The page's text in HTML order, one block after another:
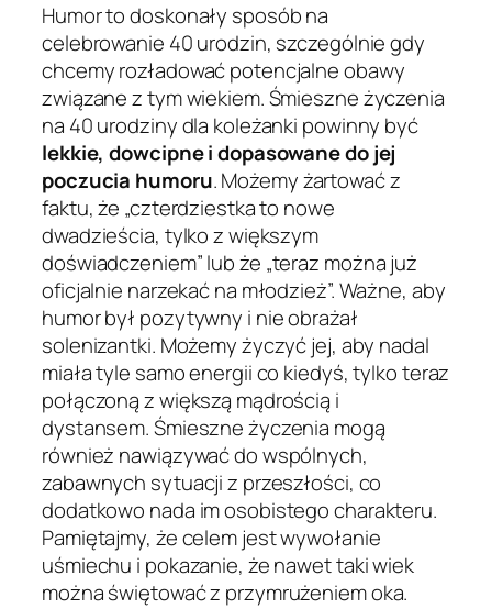
Humor to doskonały sposób na
celebrowanie 40 urodzin, szczególnie gdy
chcemy rozładować potencjalne obawy
związane z tym wiekiem. Śmieszne życzenia
na 40 urodziny dla koleżanki powinny być
lekkie, dowcipne i dopasowane do jej
poczucia humoru. Możemy żartować z
faktu, że „czterdziestka to nowe
dwadzieścia, tylko z większym
doświadczeniem” lub że „teraz można już
oficjalnie narzekać na młodzież”. Ważne, aby
humor był pozytywny i nie obrażał
solenizantki. Możemy życzyć jej, aby nadal
miała tyle samo energii co kiedyś, tylko teraz
połączoną z większą mądrością i
dystansem. Śmieszne życzenia mogą
również nawiązywać do wspólnych,
zabawnych sytuacji z przeszłości, co
dodatkowo nada im osobistego charakteru.
Pamiętajmy, że celem jest wywołanie
uśmiechu i pokazanie, że nawet taki wiek
można świętować z przymrużeniem oka.